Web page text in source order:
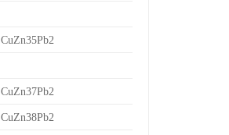
CuZn35Pb2
CuZn37Pb2
CuZn38Pb2